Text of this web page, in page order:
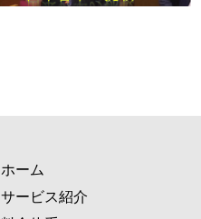
ホーム
サービス紹介